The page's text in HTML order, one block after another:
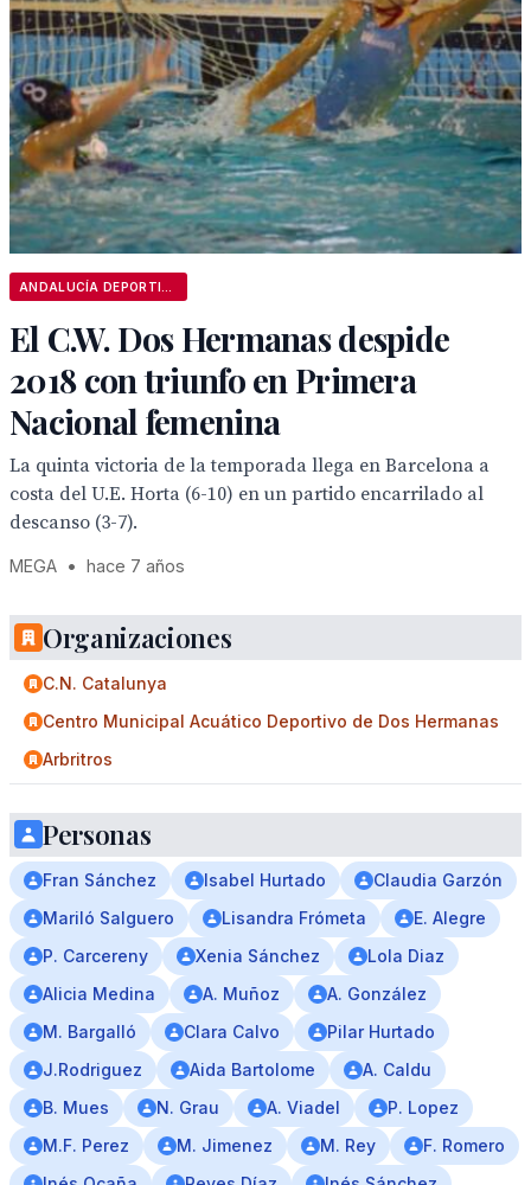
El C.W. Dos Hermanas despide
2018 con triunfo en Primera
Nacional femenina
La quinta victoria de la temporada llega en Barcelona a
costa del U.E. Horta (6-10) en un partido encarrilado al
descanso (3-7).
MEGA • hace 7 años
Organizaciones
C.N. Catalunya
Centro Municipal Acuático Deportivo de Dos Hermanas
Arbritros
Personas
Fran Sánchez Isabel Hurtado
Claudia Garzón
Mariló Salguero
Lisandra Frómeta
E. Alegre
P. Carcereny
Xenia Sánchez
Lola Diaz
Alicia Medina
A. Muñoz
A. González
M. Bargalló
Clara Calvo
Pilar Hurtado
J.Rodriguez
Aida Bartolome
A. Caldu
B. Mues
N. Grau A. Viadel
P. Lopez
M.F. Perez
M. Jimenez M. Rey
F. Romero